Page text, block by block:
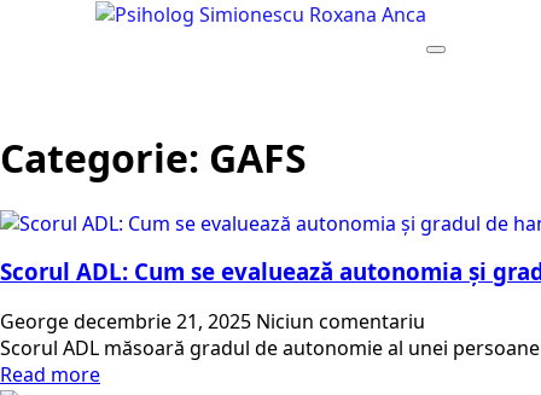
Categorie: GAFS
Scorul ADL: Cum se evaluează autonomia și
Georgedecembrie 21, 2025 Niciun comentariu
Scorul ADL măsoară gradul de autonomie al unei
Read more